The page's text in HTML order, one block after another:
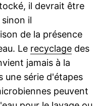
il devrait être
il
de la présence
Le recyclagedes
jamais à la
une série d'étapes
peuvent